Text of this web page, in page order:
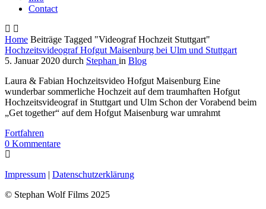
Contact
Home Beiträge Tagged "Videograf Hochzeit Stuttgart"
Hochzeitsvideograf Hofgut Maisenburg bei Ulm und Stuttgart
5. Januar 2020 durch Stephan in Blog
Laura & Fabian Hochzeitsvideo Hofgut Maisenburg Eine
wunderbar sommerliche Hochzeit auf dem traumhaften Hofgut
Hochzeitsvideograf in Stuttgart und Ulm Schon der Vorabend beim
„Get together“ auf dem Hofgut Maisenburg war umrahmt
Fortfahren
0 Kommentare
Impressum | Datenschutzerklärung
© Stephan Wolf Films 2025